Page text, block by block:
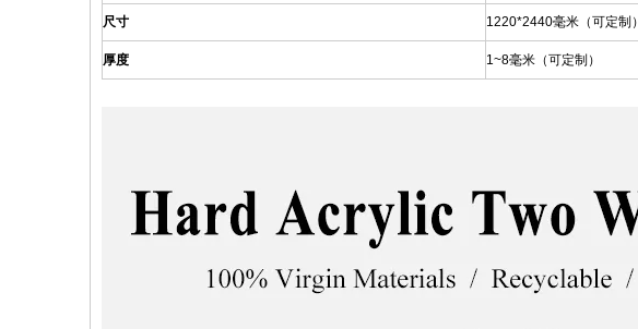
尺寸 1220*2440毫米（可定制）
厚度 1~8毫米（可定制）